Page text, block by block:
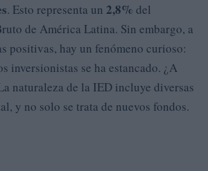
. Esto representa un 2,8% del
de América Latina. Sin embargo, a
positivas, hay un fenómeno curioso:
inversionistas se ha estancado. ¿A
naturaleza de la IED incluye diversas
y no solo se trata de nuevos fondos.